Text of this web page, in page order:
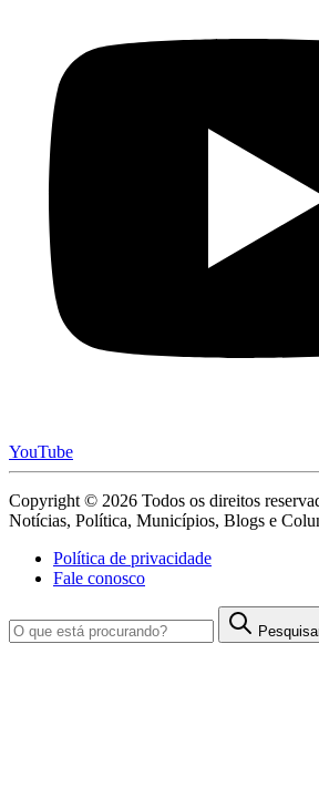
YouTube
Copyright © 2026 Todos os direitos
Notícias, Política, Municípios, Blogs e
Política de privacidade
Fale conosco